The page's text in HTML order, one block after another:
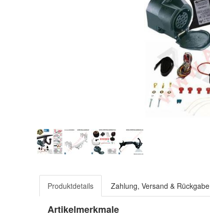
Produktdetails Zahlung, Versand & Rückgabe
Artikelmerkmale